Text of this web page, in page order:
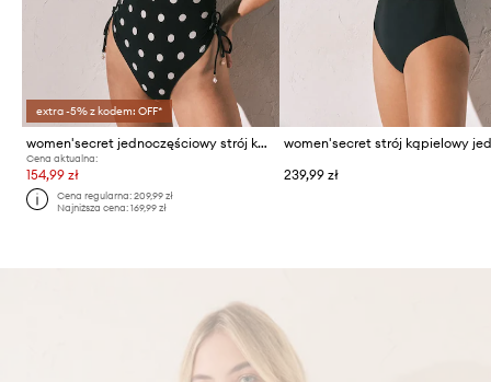
extra -5% z kodem: OFF*
women'secret jednoczęściowy strój kąpielowy
Cena aktualna:
154,99 zł
Cena regularna:209,99 zł
Najniższa cena:169,99 zł
239,99 zł